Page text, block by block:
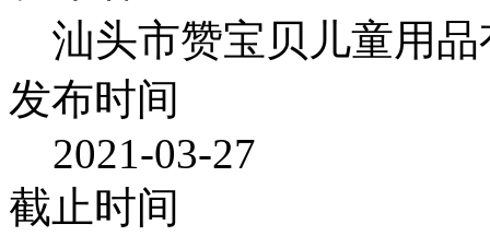
汕头市赞宝贝儿童用
发布时间
2021-03-27
截止时间